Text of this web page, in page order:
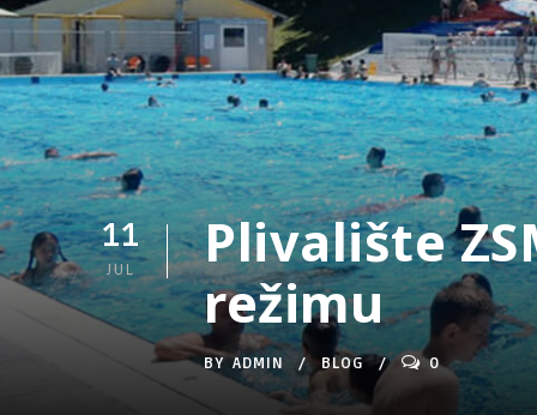
11
JUL
Plivalište
režimu
BY ADMIN BLOG 0